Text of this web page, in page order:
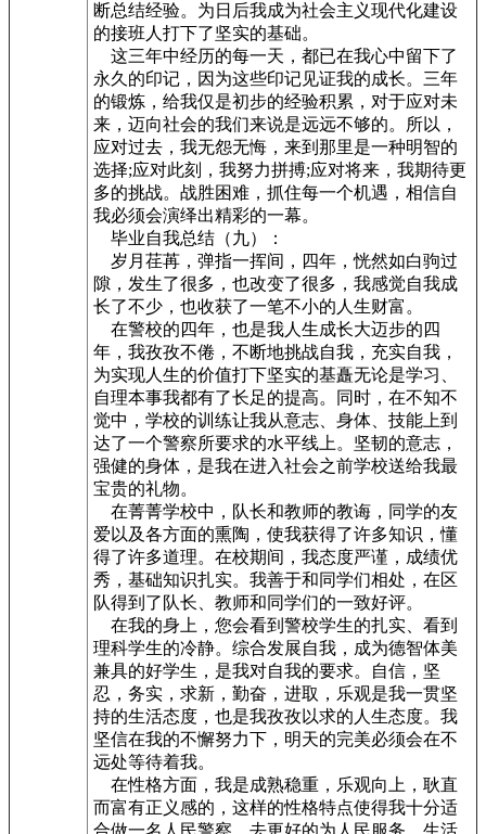
断总结经验。为日后我成为社会主义现代化建设
的接班人打下了坚实的基础。
这三年中经历的每一天，都已在我心中留下了
永久的印记，因为这些印记见证我的成长。三年
的锻炼，给我仅是初步的经验积累，对于应对未
来，迈向社会的我们来说是远远不够的。所以，
应对过去，我无怨无悔，来到那里是一种明智的
选择;应对此刻，我努力拼搏;应对将来，我期待更
多的挑战。战胜困难，抓住每一个机遇，相信自
我必须会演绎出精彩的一幕。
毕业自我总结（九）：
岁月荏苒，弹指一挥间，四年，恍然如白驹过
隙，发生了很多，也改变了很多，我感觉自我成
长了不少，也收获了一笔不小的人生财富。
在警校的四年，也是我人生成长大迈步的四
年，我孜孜不倦，不断地挑战自我，充实自我，
为实现人生的价值打下坚实的基矗无论是学习、
自理本事我都有了长足的提高。同时，在不知不
觉中，学校的训练让我从意志、身体、技能上到
达了一个警察所要求的水平线上。坚韧的意志，
强健的身体，是我在进入社会之前学校送给我最
宝贵的礼物。
在菁菁学校中，队长和教师的教诲，同学的友
爱以及各方面的熏陶，使我获得了许多知识，懂
得了许多道理。在校期间，我态度严谨，成绩优
秀，基础知识扎实。我善于和同学们相处，在区
队得到了队长、教师和同学们的一致好评。
在我的身上，您会看到警校学生的扎实、看到
理科学生的冷静。综合发展自我，成为德智体美
兼具的好学生，是我对自我的要求。自信，坚
忍，务实，求新，勤奋，进取，乐观是我一贯坚
持的生活态度，也是我孜孜以求的人生态度。我
坚信在我的不懈努力下，明天的完美必须会在不
远处等待着我。
在性格方面，我是成熟稳重，乐观向上，耿直
而富有正义感的，这样的性格特点使得我十分适
合做一名人民警察，去更好的为人民服务。生活